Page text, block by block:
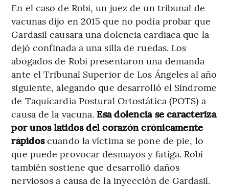
En el caso de Robi, un juez de un tribunal de
vacunas dijo en 2015 que no podía probar que
Gardasil causara una dolencia cardiaca que la
dejó confinada a una silla de ruedas. Los
abogados de Robi presentaron una demanda
ante el Tribunal Superior de Los Ángeles al año
siguiente, alegando que desarrolló el Síndrome
de Taquicardia Postural Ortostática (POTS) a
causa de la vacuna. Esa dolencia se caracteriza
por unos latidos del corazón crónicamente
rápidoscuando la víctima se pone de pie, lo
que puede provocar desmayos y fatiga. Robi
también sostiene que desarrolló daños
nerviosos a causa de la inyección de Gardasil.